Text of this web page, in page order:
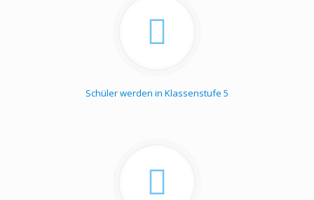
Schüler werden in Klassenstufe 5